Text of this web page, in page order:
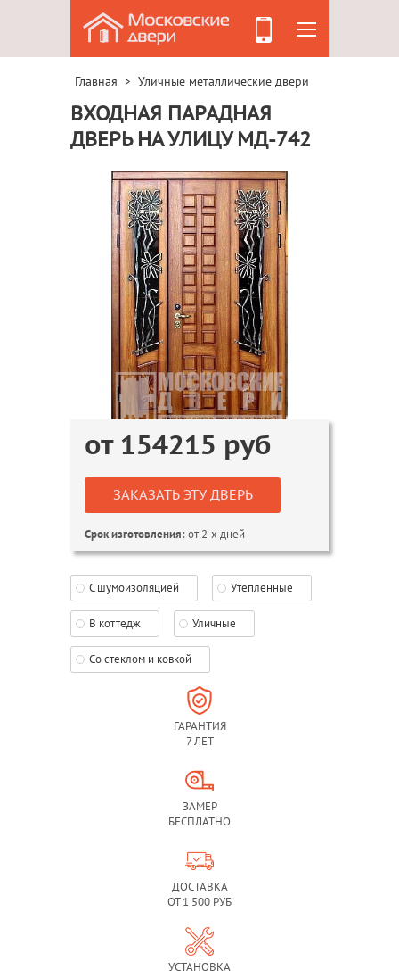
Главная > Уличные металлические двери
ВХОДНАЯ ПАРАДНАЯ
ДВЕРЬ НА УЛИЦУ МД-742
от 154215 руб
ЗАКАЗАТЬ ЭТУ ДВЕРЬ
Срок изготовления:от 2-х дней
С шумоизоляцией Утепленные
В коттедж Уличные
Со стеклом и ковкой
ГАРАНТИЯ
7 ЛЕТ
ЗАМЕР
БЕСПЛАТНО
ДОСТАВКА
ОТ 1 500 РУБ
УСТАНОВКА